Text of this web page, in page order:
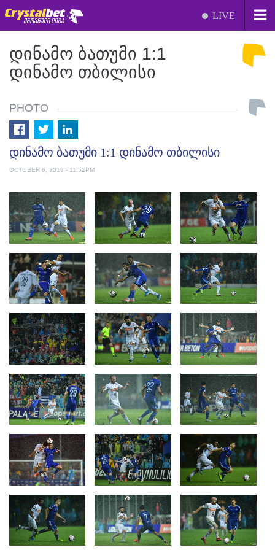
LIVE
ᲓᲘᲜᲐᲛᲝ ᲑᲐᲗᲣᲛᲘ 1:1
ᲓᲘᲜᲐᲛᲝ ᲗᲑᲘᲚᲘᲡᲘ
PHOTO
დინამო ბათუმი 1:1 დინამო თბილისი
OCTOBER 6, 2019 - 11:52PM